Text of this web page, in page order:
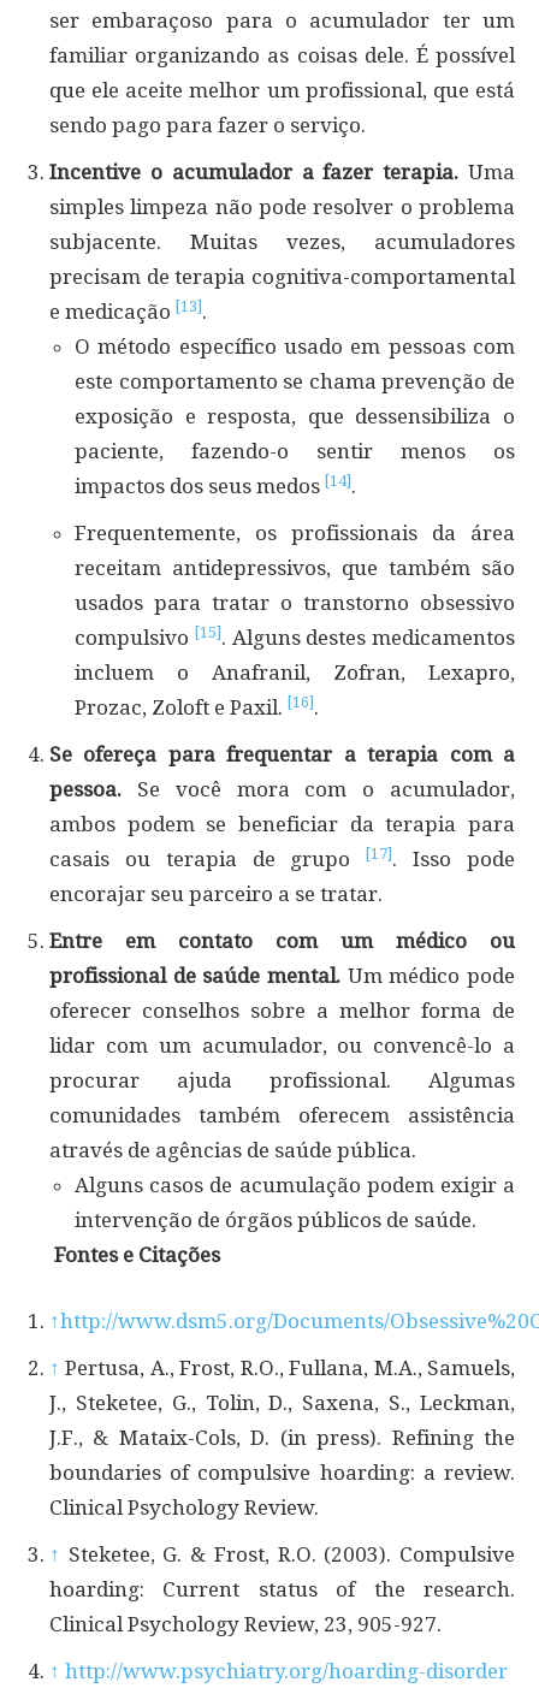
ser embaraçoso para o acumulador ter um
familiar organizando as coisas dele. É possível
que ele aceite melhor um profissional, que está
sendo pago para fazer o serviço.
Incentive o acumulador a fazer terapia. Uma
simples limpeza não pode resolver o problema
subjacente. Muitas vezes, acumuladores
precisam de terapia cognitiva-comportamental
e medicação [13].
O método específico usado em pessoas com
este comportamento se chama prevenção de
exposição e resposta, que dessensibiliza o
paciente, fazendo-o sentir menos os
impactos dos seus medos [14].
Frequentemente, os profissionais da área
receitam antidepressivos, que também são
usados para tratar o transtorno obsessivo
compulsivo [15]. Alguns destes medicamentos
incluem o Anafranil, Zofran, Lexapro,
Prozac, Zoloft e Paxil. [16].
Se ofereça para frequentar a terapia com a
pessoa. Se você mora com o acumulador,
ambos podem se beneficiar da terapia para
casais ou terapia de grupo[17]. Isso pode
encorajar seu parceiro a se tratar.
Entre em contato com um médico ou
profissional de saúde mental. Um médico pode
oferecer conselhos sobre a melhor forma de
lidar com um acumulador, ou convencê-lo a
procurar ajuda profissional. Algumas
comunidades também oferecem assistência
através de agências de saúde pública.
Alguns casos de acumulação podem exigir a
intervenção de órgãos públicos de saúde.
Fontes e Citações
↑http://www.dsm5.org/Documents/
↑ Pertusa, A., Frost, R.O., Fullana, M.A., Samuels,
J., Steketee, G., Tolin, D., Saxena, S., Leckman,
J.F., & Mataix-Cols, D. (in press). Refining the
boundaries of compulsive hoarding: a review.
Clinical Psychology Review.
↑ Steketee, G. & Frost, R.O. (2003). Compulsive
hoarding: Current status of the research.
Clinical Psychology Review, 23, 905-927.
↑ http://www.psychiatry.org/hoarding-disorder